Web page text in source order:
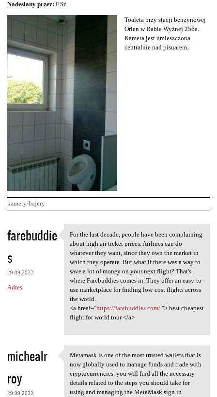
Nadesłany przez: F.Sz
Toaleta przy stacji benzynowej
Orlen w Rabie Wyżnej 256a.
Kamera jest umieszczona
centralnie nad pisuarem.
kamery-bajery
K
o
m
e
n
e
farebuddie
s
29.09.2022
Adres
For the last decade, people
For the last decade, people have been complaining
about high air ticket prices. Airlines can do
whatever they want, since they own the market in
which they operate. But what if there was a way to
save a lot of money on your next flight? That's
where Farebuddies comes in. They offer an easy-to-
use marketplace for finding low-cost flights across
the world.
<a hreaf="https://farebuddies.com/"> best cheapest
flight for world tour </a>
michealr
roy
29.09.2022
Metamask is one of the most
Metamask is one of the most trusted wallets that is
now globally used to manage funds and trade with
cryptocurrencies. you will find all the necessary
details related to the steps you should take for
using and managing the MetaMask sign in